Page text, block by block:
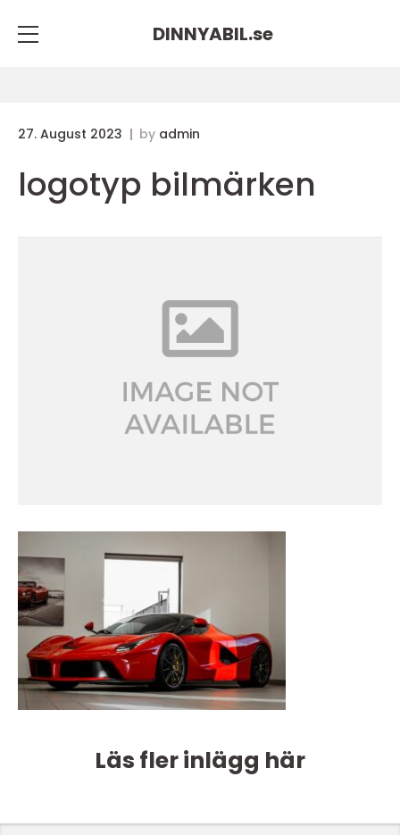
DINNYABIL.se
27. August 2023 by admin
logotyp bilmärken
Läs fler inlägg här